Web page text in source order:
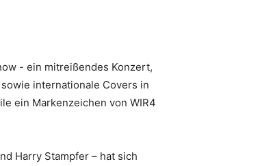
- ein mitreißendes Konzert,
internationale Covers in
ein Markenzeichen von WIR4
Harry Stampfer – hat sich